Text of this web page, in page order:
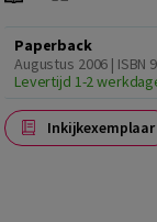
Paperback
Augustus 2006 | ISBN
Levertijd 1-2
Inkijkexemplaar